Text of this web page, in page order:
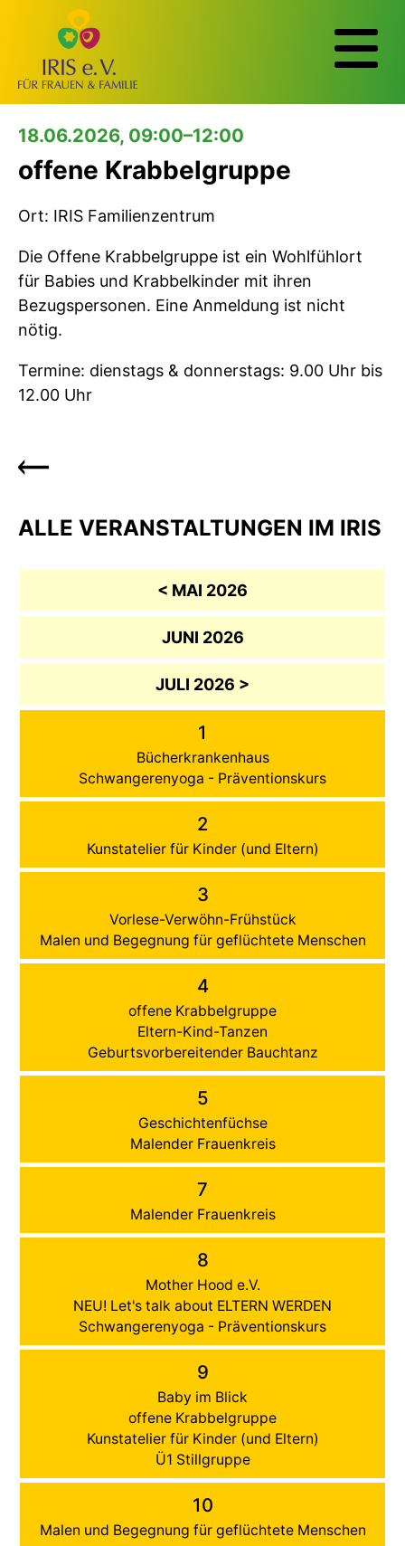
18.06.2026, 09:00–12:00
offene Krabbelgruppe
Ort: IRIS Familienzentrum
Die Offene Krabbelgruppe ist ein Wohlfühlort
für Babies und Krabbelkinder mit ihren
Bezugspersonen. Eine Anmeldung ist nicht
nötig.
Termine: dienstags & donnerstags: 9.00 Uhr bis
12.00 Uhr
ALLE VERANSTALTUNGEN IM IRIS
< MAI 2026
JUNI 2026
JULI 2026 >
1
Bücherkrankenhaus
Schwangerenyoga - Präventionskurs
2
Kunstatelier für Kinder (und Eltern)
3
Vorlese-Verwöhn-Frühstück
Malen und Begegnung für geflüchtete Menschen
4
offene Krabbelgruppe
Eltern-Kind-Tanzen
Geburtsvorbereitender Bauchtanz
5
Geschichtenfüchse
Malender Frauenkreis
7
Malender Frauenkreis
8
Mother Hood e.V.
NEU! Let's talk about ELTERN WERDEN
Schwangerenyoga - Präventionskurs
9
Baby im Blick
offene Krabbelgruppe
Kunstatelier für Kinder (und Eltern)
Ü1 Stillgruppe
10
Malen und Begegnung für geflüchtete Menschen